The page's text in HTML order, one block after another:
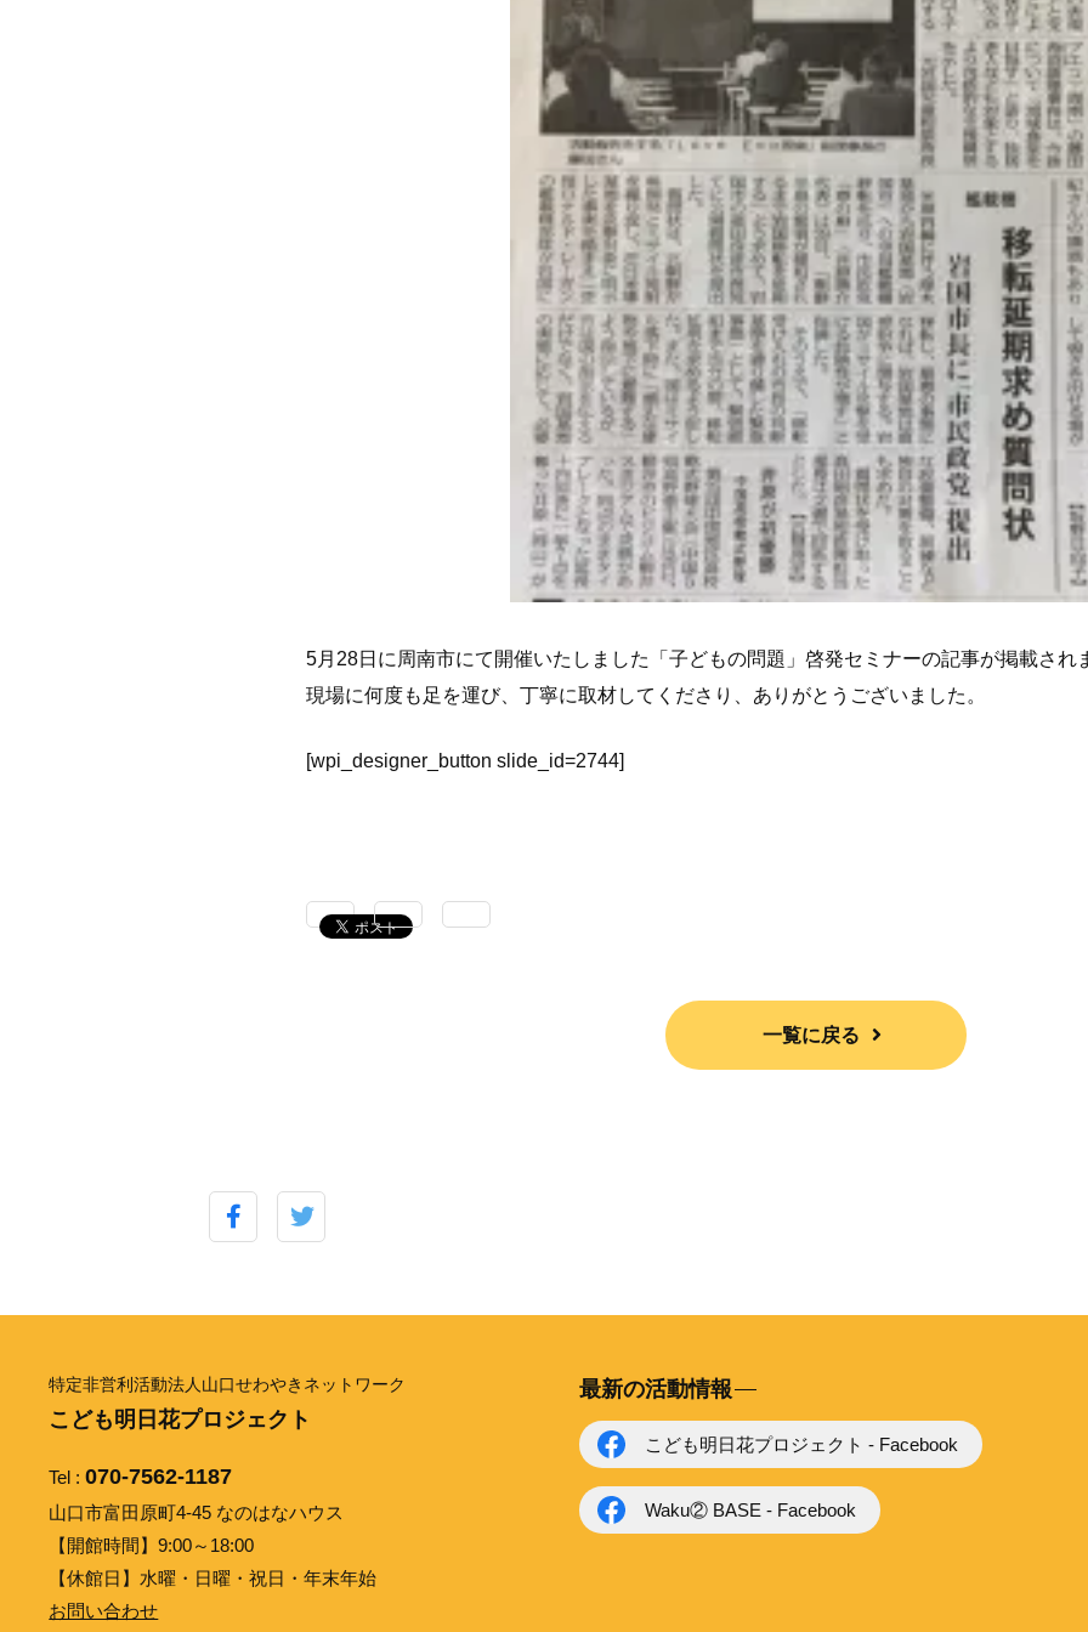
5月28日に周南市にて開催いたしました「子どもの問題」啓発セミナーの記事が掲載さ れ
現場に何度も足を運び、丁寧に取材してくださり、ありがとうございました。
[wpi_designer_button slide_id=2744]
一覧に戻る
特定非営利活動法人山口せわやきネットワーク
こども明日花プロジェクト
Tel :070-7562-1187
山口市富田原町4-45 なのはなハウス
【開館時間】9:00～18:00
【休館日】水曜・日曜・祝日・年末年始
お問い合わせ
最新の活動情報
こども明日花プロジェクト - Facebook
Waku② BASE - Facebook